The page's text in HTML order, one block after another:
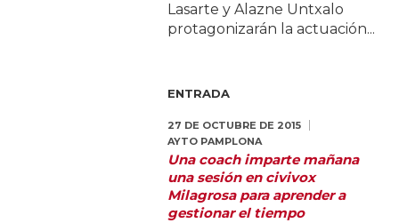
Lasarte y Alazne Untxalo
protagonizarán la actuación...
ENTRADA
27 DE OCTUBRE DE 2015
AYTO PAMPLONA
Una coach imparte mañana
una sesión en civivox
Milagrosa para aprender a
gestionar el tiempo